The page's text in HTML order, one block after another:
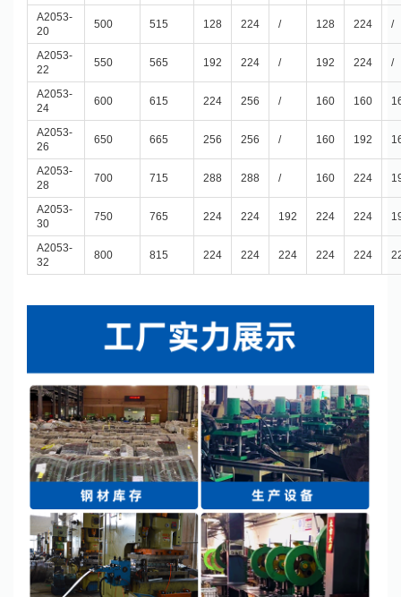
A2053-
20
500 515 128 224 / 128 224 /
A2053-
22
550 565 192 224 / 192 224 /
A2053-
24
600 615 224 256 / 160 160
A2053-
26
650 665 256 256 / 160 192
A2053-
28
700 715 288 288 / 160 224
A2053-
30
750 765 224 224 192 224 224
A2053-
32
800 815 224 224 224 224 224